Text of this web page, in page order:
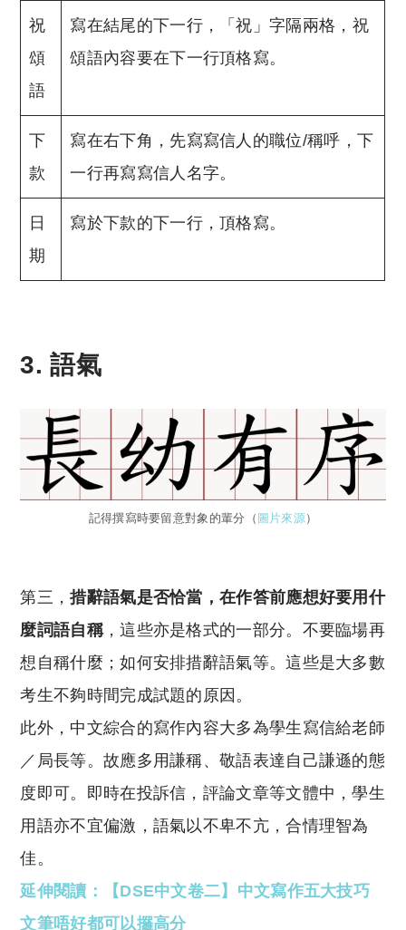
祝
頌
語
寫在結尾的下一行，「祝」字隔兩格，祝
頌語內容要在下一行頂格寫。
下
款
寫在右下角，先寫寫信人的職位/稱呼，下
一行再寫寫信人名字。
日
期
寫於下款的下一行，頂格寫。
3. 語氣
記得撰寫時要留意對象的輩分（ 圖片來源）
第三，措辭語氣是否恰當，在作答前應想好要用什
麼詞語自稱，這些亦是格式的一部分。不要臨場再
想自稱什麼；如何安排措辭語氣等。這些是大多數
考生不夠時間完成試題的原因。
此外，中文綜合的寫作內容大多為學生寫信給老師
／局長等。故應多用謙稱、敬語表達自己謙遜的態
度即可。即時在投訴信，評論文章等文體中，學生
用語亦不宜偏激，語氣以不卑不亢，合情理智為
佳。
延伸閱讀：【DSE中文卷二】中文寫作五大技巧
文筆唔好都可以攞高分